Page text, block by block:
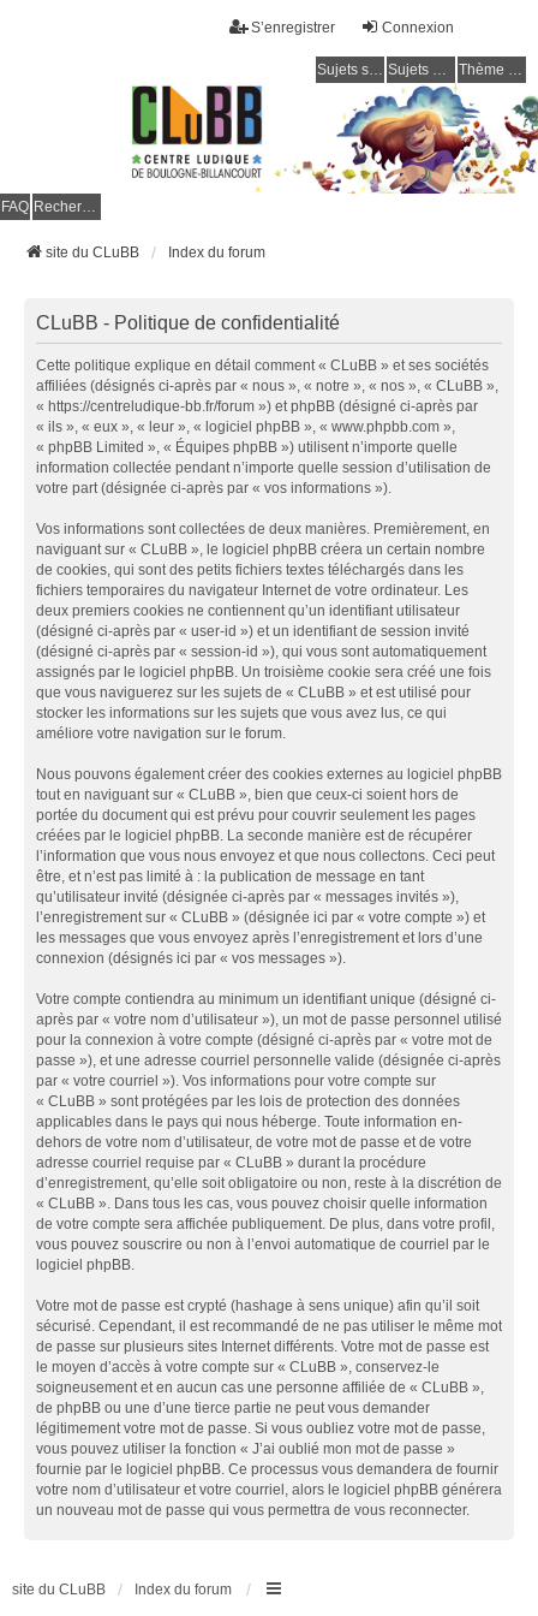
Connexion
S’enregistrer
Sujets sans réponse Sujets actifs Thème clair / foncé
FAQ Rechercher
site du CLuBB Index du forum
CLuBB - Politique de confidentialité
Cette politique explique en détail comment « CLuBB » et ses sociétés
affiliées (désignés ci-après par « nous », « notre », « nos », « CLuBB »,
« https://centreludique-bb.fr/forum ») et phpBB (désigné ci-après par
« ils », « eux », « leur », « logiciel phpBB », « www.phpbb.com »,
« phpBB Limited », « Équipes phpBB ») utilisent n’importe quelle
information collectée pendant n’importe quelle session d’utilisation de
votre part (désignée ci-après par « vos informations »).
Vos informations sont collectées de deux manières. Premièrement, en
naviguant sur « CLuBB », le logiciel phpBB créera un certain nombre
de cookies, qui sont des petits fichiers textes téléchargés dans les
fichiers temporaires du navigateur Internet de votre ordinateur. Les
deux premiers cookies ne contiennent qu’un identifiant utilisateur
(désigné ci-après par « user-id ») et un identifiant de session invité
(désigné ci-après par « session-id »), qui vous sont automatiquement
assignés par le logiciel phpBB. Un troisième cookie sera créé une fois
que vous naviguerez sur les sujets de « CLuBB » et est utilisé pour
stocker les informations sur les sujets que vous avez lus, ce qui
améliore votre navigation sur le forum.
Nous pouvons également créer des cookies externes au logiciel phpBB
tout en naviguant sur « CLuBB », bien que ceux-ci soient hors de
portée du document qui est prévu pour couvrir seulement les pages
créées par le logiciel phpBB. La seconde manière est de récupérer
l’information que vous nous envoyez et que nous collectons. Ceci peut
être, et n’est pas limité à : la publication de message en tant
qu’utilisateur invité (désignée ci-après par « messages invités »),
l’enregistrement sur « CLuBB » (désignée ici par « votre compte ») et
les messages que vous envoyez après l’enregistrement et lors d’une
connexion (désignés ici par « vos messages »).
Votre compte contiendra au minimum un identifiant unique (désigné ci-
après par « votre nom d’utilisateur »), un mot de passe personnel utilisé
pour la connexion à votre compte (désigné ci-après par « votre mot de
passe »), et une adresse courriel personnelle valide (désignée ci-après
par « votre courriel »). Vos informations pour votre compte sur
« CLuBB » sont protégées par les lois de protection des données
applicables dans le pays qui nous héberge. Toute information en-
dehors de votre nom d’utilisateur, de votre mot de passe et de votre
adresse courriel requise par « CLuBB » durant la procédure
d’enregistrement, qu’elle soit obligatoire ou non, reste à la discrétion de
« CLuBB ». Dans tous les cas, vous pouvez choisir quelle information
de votre compte sera affichée publiquement. De plus, dans votre profil,
vous pouvez souscrire ou non à l’envoi automatique de courriel par le
logiciel phpBB.
Votre mot de passe est crypté (hashage à sens unique) afin qu’il soit
sécurisé. Cependant, il est recommandé de ne pas utiliser le même mot
de passe sur plusieurs sites Internet différents. Votre mot de passe est
le moyen d’accès à votre compte sur « CLuBB », conservez-le
soigneusement et en aucun cas une personne affiliée de « CLuBB »,
de phpBB ou une d’une tierce partie ne peut vous demander
légitimement votre mot de passe. Si vous oubliez votre mot de passe,
vous pouvez utiliser la fonction « J’ai oublié mon mot de passe »
fournie par le logiciel phpBB. Ce processus vous demandera de fournir
votre nom d’utilisateur et votre courriel, alors le logiciel phpBB générera
un nouveau mot de passe qui vous permettra de vous reconnecter.
site du CLuBB Index du forum